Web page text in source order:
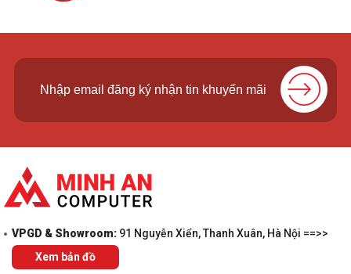
VPGD & Showroom: 91 Nguyễn Xiển, Thanh Xuân, Hà Nội ==>>
Xem bản đồ